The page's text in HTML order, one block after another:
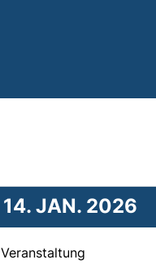
Veranstaltung, 14. Januar
14. JAN. 2026